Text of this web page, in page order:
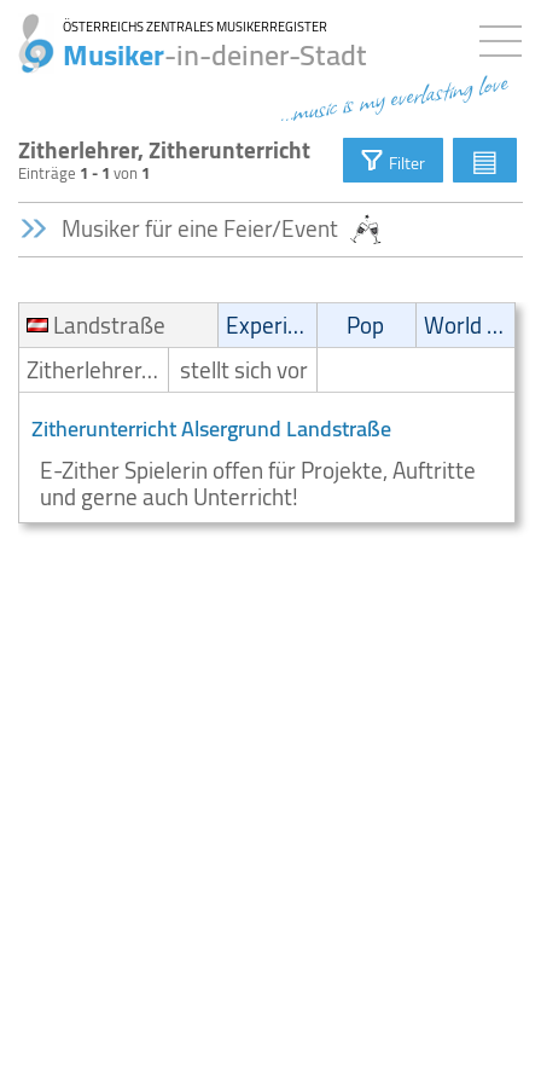
ÖSTERREICHS ZENTRALES MUSIKERREGISTER
Musiker-in-deiner-Stadt
...music is my everlasting love
Zitherlehrer, Zitherunterricht
Einträge 1 - 1von 1 Filter ▤
Musiker für eine Feier/Event
Landstraße Experimental Pop
World Music
Zitherlehrer/Zitherunterricht stellt sich vor
Zitherunterricht Alsergrund Landstraße
E-Zither Spielerin offen für Projekte, Auftritte
und gerne auch Unterricht!